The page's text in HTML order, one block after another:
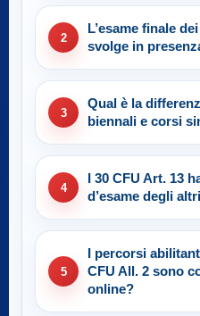
2
L’esame finale
svolge in
3
Qual è la
biennali e corsi
4
I 30 CFU Art. 13
d’esame degli
5
I percorsi
CFU All. 2 sono
online?